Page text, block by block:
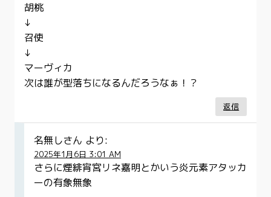
胡桃
↓
召使
↓
マーヴィカ
次は誰が型落ちになるんだろうなぁ！？
返信
名無しさん より:
2025年1月6日 3:01 AM
さらに煙緋宵宮リネ嘉明とかいう炎元素アタッカ
ーの有象無象